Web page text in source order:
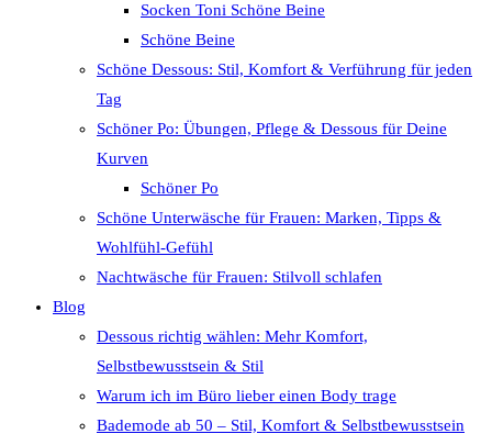
Socken Toni Schöne Beine
Schöne Beine
Schöne Dessous: Stil, Komfort & Verführung für jeden
Tag
Schöner Po: Übungen, Pflege & Dessous für Deine
Kurven
Schöner Po
Schöne Unterwäsche für Frauen: Marken, Tipps &
Wohlfühl-Gefühl
Nachtwäsche für Frauen: Stilvoll schlafen
Blog
Dessous richtig wählen: Mehr Komfort,
Selbstbewusstsein & Stil
Warum ich im Büro lieber einen Body trage
Bademode ab 50 – Stil, Komfort & Selbstbewusstsein